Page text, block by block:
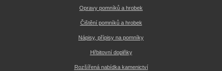
Opravy pomníků a hrobek
Čištění pomníků a hrobek
Nápisy, přípisy na pomníky
Hřbitovní doplňky
Rozšířená nabídka kamenictví